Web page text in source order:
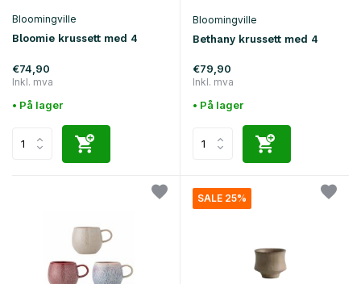
Bloomingville
Bloomie krussett med 4
€74,90
Inkl. mva
• På lager
Bloomingville
Bethany krussett med 4
€79,90
Inkl. mva
• På lager
SALE 25%